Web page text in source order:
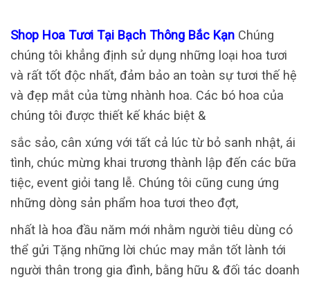
Shop Hoa Tươi Tại Bạch Thông Bắc Kạn Chúng
chúng tôi khẳng định sử dụng những loại hoa tươi
và rất tốt độc nhất, đảm bảo an toàn sự tươi thế hệ
và đẹp mắt của từng nhành hoa. Các bó hoa của
chúng tôi được thiết kế khác biệt &
sắc sảo, cân xứng với tất cả lúc từ bỏ sanh nhật, ái
tình, chúc mừng khai trương thành lập đến các bữa
tiệc, event giỏi tang lễ. Chúng tôi cũng cung ứng
những dòng sản phẩm hoa tươi theo đợt,
nhất là hoa đầu năm mới nhằm người tiêu dùng có
thể gửi Tặng những lời chúc may mắn tốt lành tới
người thân trong gia đình, bằng hữu & đối tác doanh